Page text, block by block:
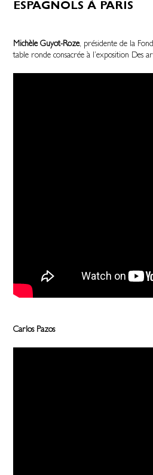
ESPAGNOLS À PARIS
Michèle Guyot-Roze, présidente de la
table ronde consacrée à l’exposition Des
Carlos Pazos